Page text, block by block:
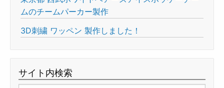
ムのチームパーカー製作
3D刺繍 ワッペン 製作しました！
サイト内検索